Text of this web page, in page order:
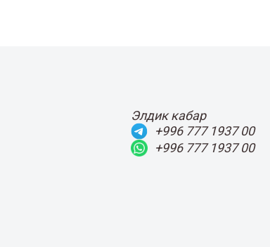
Элдик кабар
+996 777 1937 00
+996 777 1937 00